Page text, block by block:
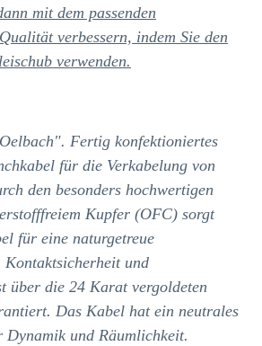
mit dem passenden
verbessern, indem Sie den
verwenden.
Fertig konfektioniertes
für die Verkabelung von
den besonders hochwertigen
Kupfer (OFC) sorgt
für eine naturgetreue
und
über die 24 Karat vergoldeten
Das Kabel hat ein neutrales
und Räumlichkeit.